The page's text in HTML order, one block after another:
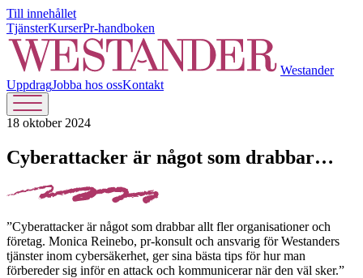
Till innehållet
TjänsterKurserPr-handboken
Westander
UppdragJobba hos ossKontakt
18 oktober 2024
Cyberattacker är något som drabbar…
”Cyberattacker är något som drabbar allt fler organisationer och
företag. Monica Reinebo, pr-konsult och ansvarig för Westanders
tjänster inom cybersäkerhet, ger sina bästa tips för hur man
förbereder sig inför en attack och kommunicerar när den väl sker.”